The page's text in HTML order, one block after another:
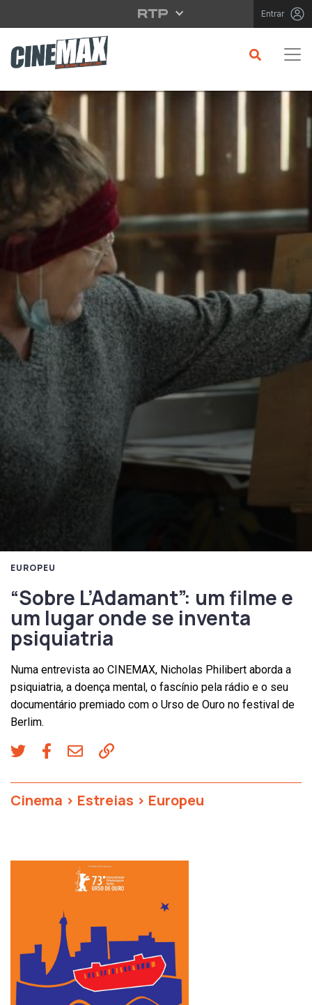
Saltar para o conteúdo principal Entrar
EUROPEU
“Sobre L’Adamant”: um filme e
um lugar onde se inventa
psiquiatria
Numa entrevista ao CINEMAX, Nicholas Philibert aborda a
psiquiatria, a doença mental, o fascínio pela rádio e o seu
documentário premiado com o Urso de Ouro no festival de
Berlim.
Cinema > Estreias > Europeu